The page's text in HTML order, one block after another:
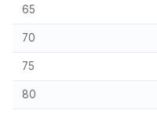
65
70
75
80